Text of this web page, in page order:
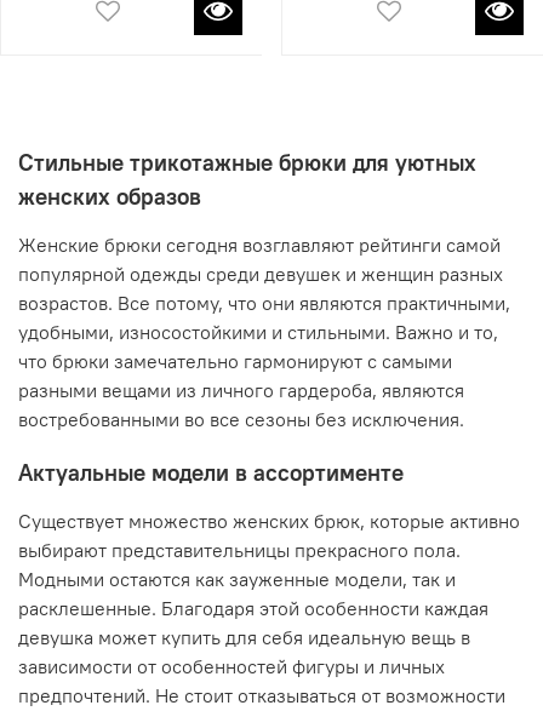
Стильные трикотажные брюки для уютных
женских образов
Женские брюки сегодня возглавляют рейтинги самой
популярной одежды среди девушек и женщин разных
возрастов. Все потому, что они являются практичными,
удобными, износостойкими и стильными. Важно и то,
что брюки замечательно гармонируют с самыми
разными вещами из личного гардероба, являются
востребованными во все сезоны без исключения.
Актуальные модели в ассортименте
Существует множество женских брюк, которые активно
выбирают представительницы прекрасного пола.
Модными остаются как зауженные модели, так и
расклешенные. Благодаря этой особенности каждая
девушка может купить для себя идеальную вещь в
зависимости от особенностей фигуры и личных
предпочтений. Не стоит отказываться от возможности